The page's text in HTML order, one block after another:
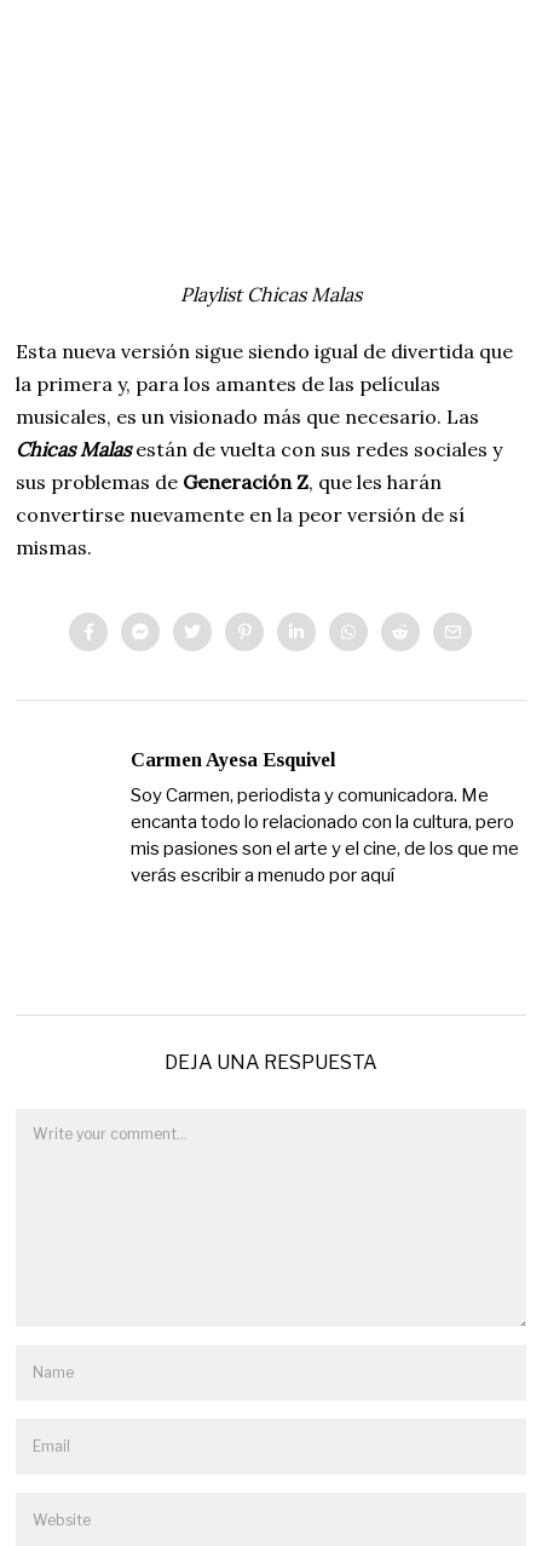
Playlist Chicas Malas
Esta nueva versión sigue siendo igual de divertida que
la primera y, para los amantes de las películas
musicales, es un visionado más que necesario. Las
Chicas Malasestán de vuelta con sus redes sociales y
sus problemas de Generación Z, que les harán
convertirse nuevamente en la peor versión de sí
mismas.
Carmen Ayesa Esquivel
Soy Carmen, periodista y comunicadora. Me
encanta todo lo relacionado con la cultura, pero
mis pasiones son el arte y el cine, de los que me
verás escribir a menudo por aquí
DEJA UNA RESPUESTA